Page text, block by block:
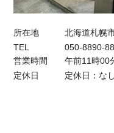
所在地
北海道札幌
TEL
050-8890-
営業時間
午前11時00
定休日
定休日：なし